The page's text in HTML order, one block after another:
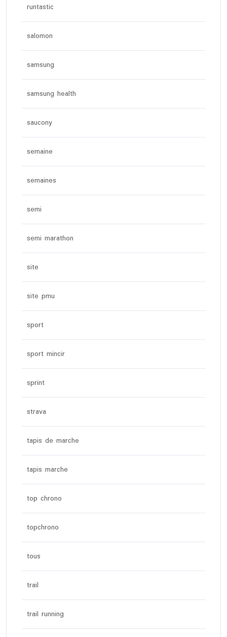
runtastic
salomon
samsung
samsung health
saucony
semaine
semaines
semi
semi marathon
site
site pmu
sport
sport mincir
sprint
strava
tapis de marche
tapis marche
top chrono
topchrono
tous
trail
trail running